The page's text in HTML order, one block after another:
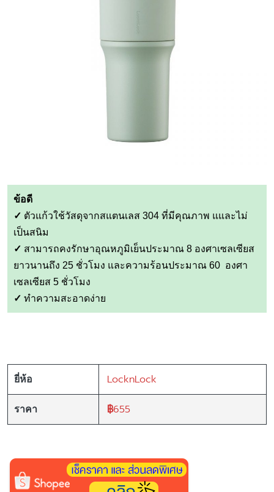
ข้อดี
✓ ตัวแก้วใช้วัสดุจากสแตนเลส 304 ที่มีคุณภาพ แและไม่
เป็นสนิม
✓ สามารถคงรักษาอุณหภูมิเย็นประมาณ 8 องศาเซลเซียส
ยาวนานถึง 25 ชั่วโมง และความร้อนประมาณ 60 องศา
เซลเซียส 5 ชั่วโมง
✓ ทำความสะอาดง่าย
ยี่ห้อ LocknLock
ราคา ฿655